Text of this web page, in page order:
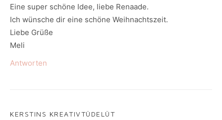
Eine super schöne Idee, liebe Renaade.
Ich wünsche dir eine schöne Weihnachtszeit.
Liebe Grüße
Meli
Antworten
KERSTINS KREATIVTÜDELÜT